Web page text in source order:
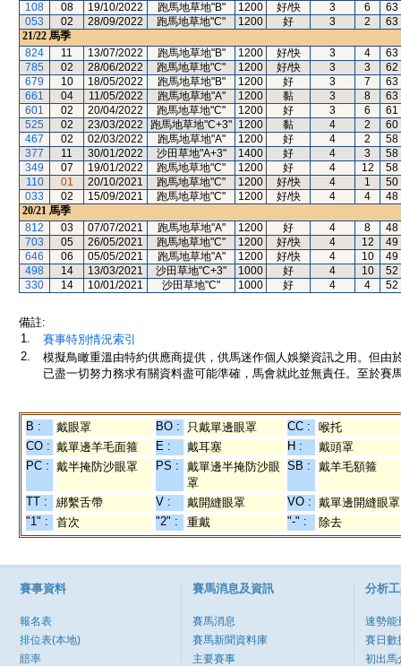
108
08 19/10/2022 跑馬地草地"B" 1200 好/快 3 6
63
053
02 28/09/2022 跑馬地草地"C" 1200 好 3 2
63
21/22 馬季
824
11 13/07/2022 跑馬地草地"B" 1200 好/快 3 4
63
785
02 28/06/2022 跑馬地草地"C" 1200 好/快 3 3
62
679
10 18/05/2022 跑馬地草地"B" 1200 好 3 7
63
661
04 11/05/2022 跑馬地草地"A" 1200 黏 3 8
63
601
02 20/04/2022 跑馬地草地"C" 1200 好 3 6
61
525
02 23/03/2022 跑馬地草地"C+3" 1200 黏 4 2
60
467
02 02/03/2022 跑馬地草地"A" 1200 好 4 2
58
377
11 30/01/2022 沙田草地"A+3" 1400 好 4 3
58
349
07 19/01/2022 跑馬地草地"C" 1200 好 4 12
58
110
01 20/10/2021 跑馬地草地"C" 1200 好/快 4 1
50
033
02 15/09/2021 跑馬地草地"C" 1200 好/快 4 4
48
20/21 馬季
812
03 07/07/2021 跑馬地草地"A" 1200 好 4 8
48
703
05 26/05/2021 跑馬地草地"C" 1200 好/快 4 12
49
646
06 05/05/2021 跑馬地草地"A" 1200 好/快 4 10
49
498
14 13/03/2021 沙田草地"C+3" 1000 好 4 10
52
330
14 10/01/2021 沙田草地"C" 1000 好 4 4 52
備註:
1.
賽事特別情況索引
2.
模擬鳥瞰重溫由特約供應商提供，供馬迷作個人娛樂資訊之用。但
已盡一切努力務求有關資料盡可能準確，馬會就此並無責任。至於賽
B : 戴眼罩 BO : 只戴單邊眼罩 CC :
喉托
CO : 戴單邊羊毛面箍 E : 戴耳塞 H :
戴頭罩
PC : 戴半掩防沙眼罩 PS :
戴單邊半掩防沙眼
罩
SB : 戴羊毛額箍
TT : 綁繫舌帶 V : 戴開縫眼罩 VO : 戴單邊開縫眼罩
"1" :
首次 "2" : 重戴 "-" : 除去
賽事資料
報名表
排位表(本地)
賠率
賽馬消息及資訊
賽馬消息
賽馬新聞資料庫
主要賽事
分析
速勢能
賽日數
初出馬